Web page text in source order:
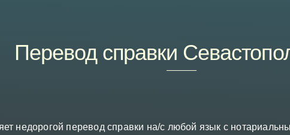
Перевод справки
недорогой перевод справки на/с любой язык с